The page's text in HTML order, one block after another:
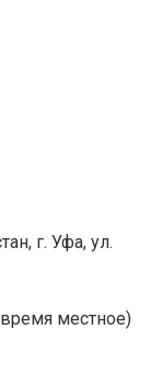
г. Уфа, ул.
местное)